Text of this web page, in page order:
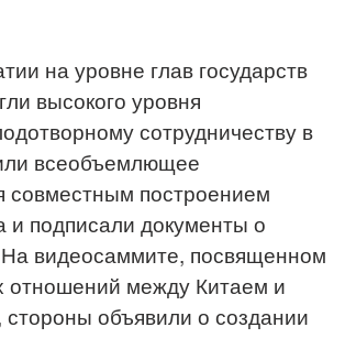
на уровне глав государств
высокого уровня
сотрудничеству в
всеобъемлющее
совместным построением
и подписали документы о
видеосаммите, посвященном
отношений между Китаем и
объявили о создании